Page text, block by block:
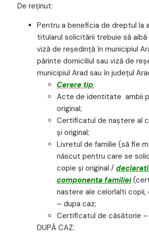
De reţinut:
Pentru a beneficia de dreptul la
titularul solicitării trebuie să aibă
viză de reşedinţă în municipiul
părinte domiciliul sau viză de
municipiul Arad sau în judeţul
Cerere tip;
Acte de identitate ambii
original;
Certificatul de naştere al
şi original;
Livretul de familie (să fie
născut pentru care se
copie şi original /
componenta familiei
nastere ale celorlalti copii,
– dupa caz;
Certificatul de căsătorie –
DUPĂ CAZ: